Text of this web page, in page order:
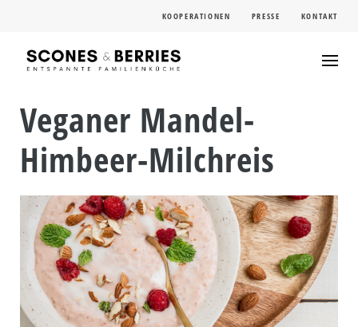
content
KOOPERATIONEN PRESSE KONTAKT
Veganer Mandel-
Himbeer-Milchreis